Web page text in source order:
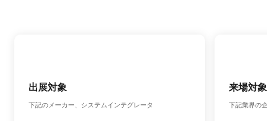
出展対象
下記のメーカー、システムインテグレータ
来場対象
下記業界の